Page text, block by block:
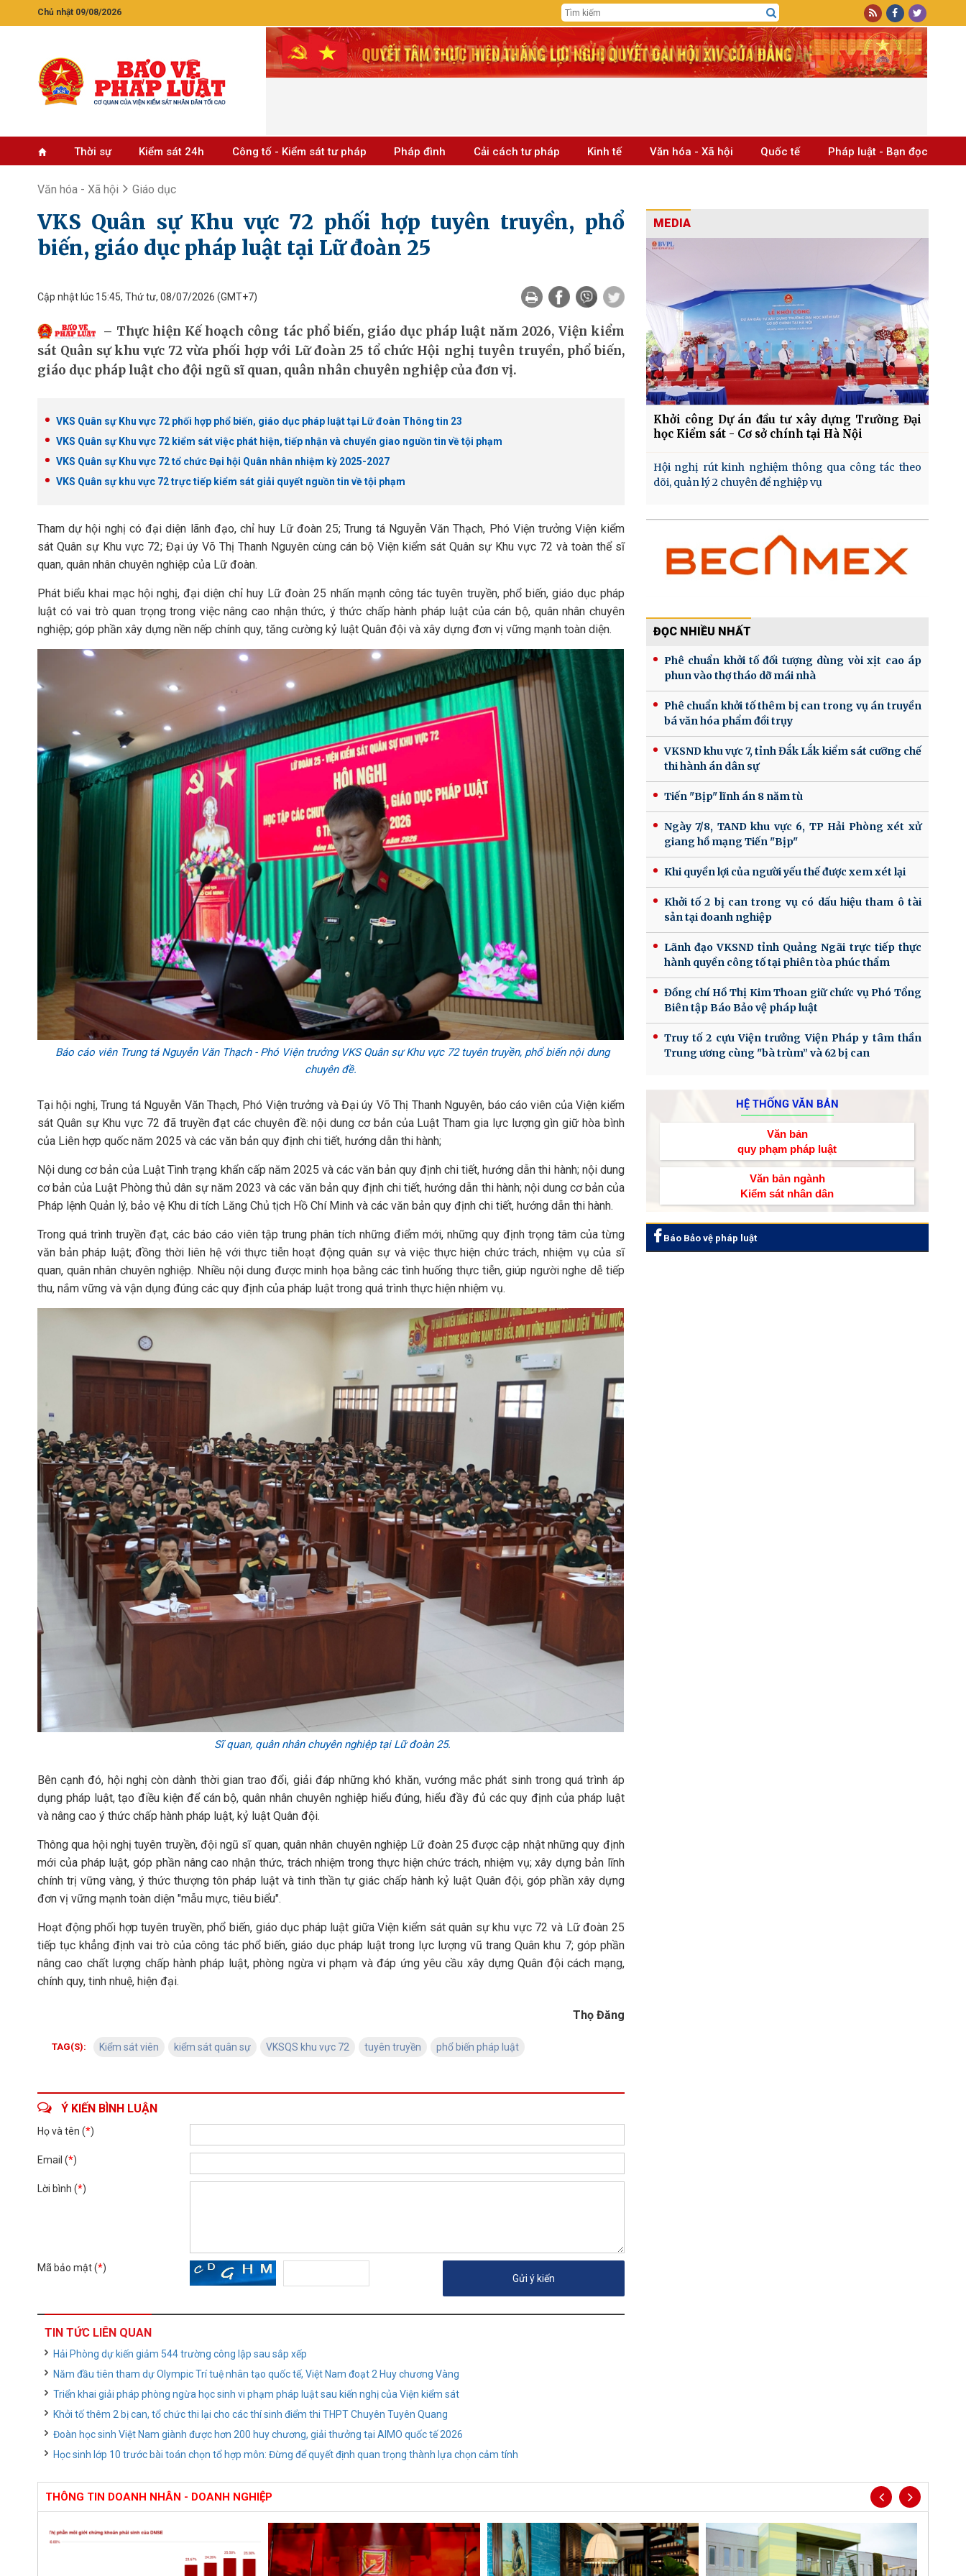
Chủ nhật 09/08/2026
Thời sự Kiểm sát 24h Công tố - Kiểm sát tư pháp Pháp đình Cải cách tư pháp Kinh tế Văn hóa - Xã hội Quốc tế Pháp luật - Bạn đọc
Văn hóa - Xã hội Giáo dục
VKS Quân sự Khu vực 72 phối hợp tuyên truyền, phổ
biến, giáo dục pháp luật tại Lữ đoàn 25
Cập nhật lúc 15:45, Thứ tư, 08/07/2026 (GMT+7)
Thực hiện Kế hoạch công tác phổ biến, giáo dục pháp luật năm 2026, Viện kiểm
sát Quân sự khu vực 72 vừa phối hợp với Lữ đoàn 25 tổ chức Hội nghị tuyên truyền, phổ biến,
giáo dục pháp luật cho đội ngũ sĩ quan, quân nhân chuyên nghiệp của đơn vị.
VKS Quân sự Khu vực 72 phối hợp phổ biến, giáo dục pháp luật tại Lữ đoàn Thông tin 23
VKS Quân sự Khu vực 72 kiểm sát việc phát hiện, tiếp nhận và chuyển giao nguồn tin về tội phạm
VKS Quân sự Khu vực 72 tổ chức Đại hội Quân nhân nhiệm kỳ 2025-2027
VKS Quân sự khu vực 72 trực tiếp kiểm sát giải quyết nguồn tin về tội phạm
Tham dự hội nghị có đại diện lãnh đạo, chỉ huy Lữ đoàn 25; Trung tá Nguyễn Văn Thạch, Phó Viện trưởng Viện kiểm
sát Quân sự Khu vực 72; Đại úy Võ Thị Thanh Nguyên cùng cán bộ Viện kiểm sát Quân sự Khu vực 72 và toàn thể sĩ
quan, quân nhân chuyên nghiệp của Lữ đoàn.
Phát biểu khai mạc hội nghị, đại diện chỉ huy Lữ đoàn 25 nhấn mạnh công tác tuyên truyền, phổ biến, giáo dục pháp
luật có vai trò quan trọng trong việc nâng cao nhận thức, ý thức chấp hành pháp luật của cán bộ, quân nhân chuyên
nghiệp; góp phần xây dựng nền nếp chính quy, tăng cường kỷ luật Quân đội và xây dựng đơn vị vững mạnh toàn diện.
Báo cáo viên Trung tá Nguyễn Văn Thạch - Phó Viện trưởng VKS Quân sự Khu vực 72 tuyên truyền, phổ biến nội dung
chuyên đề.
Tại hội nghị, Trung tá Nguyễn Văn Thạch, Phó Viện trưởng và Đại úy Võ Thị Thanh Nguyên, báo cáo viên của Viện kiểm
sát Quân sự Khu vực 72 đã truyền đạt các chuyên đề: nội dung cơ bản của Luật Tham gia lực lượng gìn giữ hòa bình
của Liên hợp quốc năm 2025 và các văn bản quy định chi tiết, hướng dẫn thi hành;
Nội dung cơ bản của Luật Tình trạng khẩn cấp năm 2025 và các văn bản quy định chi tiết, hướng dẫn thi hành; nội dung
cơ bản của Luật Phòng thủ dân sự năm 2023 và các văn bản quy định chi tiết, hướng dẫn thi hành; nội dung cơ bản của
Pháp lệnh Quản lý, bảo vệ Khu di tích Lăng Chủ tịch Hồ Chí Minh và các văn bản quy định chi tiết, hướng dẫn thi hành.
Trong quá trình truyền đạt, các báo cáo viên tập trung phân tích những điểm mới, những quy định trọng tâm của từng
văn bản pháp luật; đồng thời liên hệ với thực tiễn hoạt động quân sự và việc thực hiện chức trách, nhiệm vụ của sĩ
quan, quân nhân chuyên nghiệp. Nhiều nội dung được minh họa bằng các tình huống thực tiễn, giúp người nghe dễ tiếp
thu, nắm vững và vận dụng đúng các quy định của pháp luật trong quá trình thực hiện nhiệm vụ.
Sĩ quan, quân nhân chuyên nghiệp tại Lữ đoàn 25.
Bên cạnh đó, hội nghị còn dành thời gian trao đổi, giải đáp những khó khăn, vướng mắc phát sinh trong quá trình áp
dụng pháp luật, tạo điều kiện để cán bộ, quân nhân chuyên nghiệp hiểu đúng, hiểu đầy đủ các quy định của pháp luật
và nâng cao ý thức chấp hành pháp luật, kỷ luật Quân đội.
Thông qua hội nghị tuyên truyền, đội ngũ sĩ quan, quân nhân chuyên nghiệp Lữ đoàn 25 được cập nhật những quy định
mới của pháp luật, góp phần nâng cao nhận thức, trách nhiệm trong thực hiện chức trách, nhiệm vụ; xây dựng bản lĩnh
chính trị vững vàng, ý thức thượng tôn pháp luật và tinh thần tự giác chấp hành kỷ luật Quân đội, góp phần xây dựng
đơn vị vững mạnh toàn diện "mẫu mực, tiêu biểu".
Hoạt động phối hợp tuyên truyền, phổ biến, giáo dục pháp luật giữa Viện kiểm sát quân sự khu vực 72 và Lữ đoàn 25
tiếp tục khẳng định vai trò của công tác phổ biến, giáo dục pháp luật trong lực lượng vũ trang Quân khu 7; góp phần
nâng cao chất lượng chấp hành pháp luật, phòng ngừa vi phạm và đáp ứng yêu cầu xây dựng Quân đội cách mạng,
chính quy, tinh nhuệ, hiện đại.
Thọ Đăng
TAG(S): Kiểm sát viên kiểm sát quân sự VKSQS khu vực 72 tuyên truyền phổ biến pháp luật
Ý KIẾN BÌNH LUẬN
Họ và tên (*)
Email (*)
Lời bình (*)
Mã bảo mật (*)
TIN TỨC LIÊN QUAN
Hải Phòng dự kiến giảm 544 trường công lập sau sắp xếp
Năm đầu tiên tham dự Olympic Trí tuệ nhân tạo quốc tế, Việt Nam đoạt 2 Huy chương Vàng
Triển khai giải pháp phòng ngừa học sinh vi phạm pháp luật sau kiến nghị của Viện kiểm sát
Khởi tố thêm 2 bị can, tổ chức thi lại cho các thí sinh điểm thi THPT Chuyên Tuyên Quang
Đoàn học sinh Việt Nam giành được hơn 200 huy chương, giải thưởng tại AIMO quốc tế 2026
Học sinh lớp 10 trước bài toán chọn tổ hợp môn: Đừng để quyết định quan trọng thành lựa chọn cảm tính
MEDIA
Khởi công Dự án đầu tư xây dựng Trường Đại
học Kiểm sát - Cơ sở chính tại Hà Nội
Hội nghị rút kinh nghiệm thông qua công tác theo
dõi, quản lý 2 chuyên đề nghiệp vụ
ĐỌC NHIỀU NHẤT
Phê chuẩn khởi tố đối tượng dùng vòi xịt cao áp
phun vào thợ tháo dỡ mái nhà
Phê chuẩn khởi tố thêm bị can trong vụ án truyền
bá văn hóa phẩm đồi trụy
VKSND khu vực 7, tỉnh Đắk Lắk kiểm sát cưỡng chế
thi hành án dân sự
Tiến "Bịp" lĩnh án 8 năm tù
Ngày 7/8, TAND khu vực 6, TP Hải Phòng xét xử
giang hồ mạng Tiến "Bịp"
Khi quyền lợi của người yếu thế được xem xét lại
Khởi tố 2 bị can trong vụ có dấu hiệu tham ô tài
sản tại doanh nghiệp
Lãnh đạo VKSND tỉnh Quảng Ngãi trực tiếp thực
hành quyền công tố tại phiên tòa phúc thẩm
Đồng chí Hồ Thị Kim Thoan giữ chức vụ Phó Tổng
Biên tập Báo Bảo vệ pháp luật
Truy tố 2 cựu Viện trưởng Viện Pháp y tâm thần
Trung ương cùng "bà trùm” và 62 bị can
HỆ THỐNG VĂN BẢN
Văn bản
quy phạm pháp luật
Văn bản ngành
Kiểm sát nhân dân
Báo Bảo vệ pháp luật
THÔNG TIN DOANH NHÂN - DOANH NGHIỆP